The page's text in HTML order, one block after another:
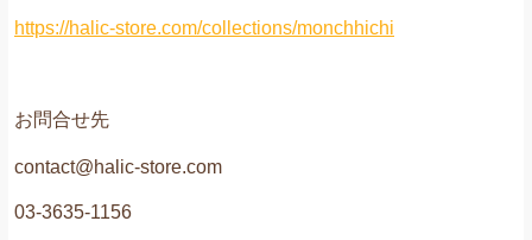
https://halic-store.com/collections/monchhichi
お問合せ先
contact@halic-store.com
03-3635-1156